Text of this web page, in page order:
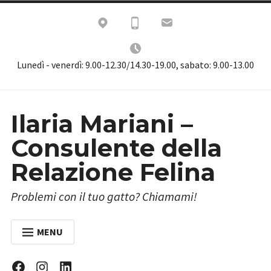
Lunedì - venerdì: 9.00-12.30/14.30-19.00, sabato: 9.00-13.00
Ilaria Mariani –
Consulente della
Relazione Felina
Problemi con il tuo gatto? Chiamami!
MENU
FacebookInstagram
Linkedin